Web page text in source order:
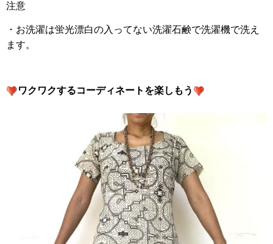
注意
・お洗濯は蛍光漂白の入ってない洗濯石鹸で洗濯機で洗え
ます。
ワクワクするコーディネートを楽しもう